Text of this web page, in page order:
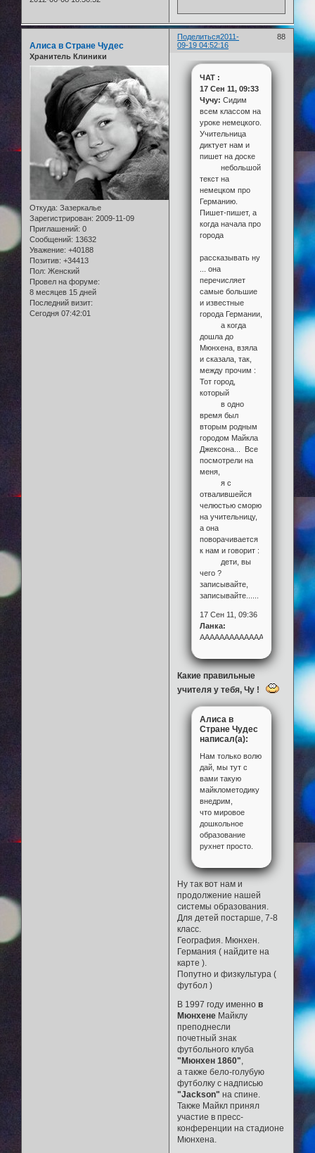
Поделиться 88
2011-
09-19 04:52:16
Алиса в Стране Чудес
Хранитель Клиники
Откуда: Зазеркалье
Зарегистрирован: 2009-11-09
Приглашений: 0
Сообщений: 13632
Уважение: +40188
Позитив: +34413
Пол: Женский
Провел на форуме:
8 месяцев 15 дней
Последний визит:
Сегодня 07:42:01
ЧАТ :
17 Сен 11, 09:33
Чучу: Сидим
всем классом на
уроке немецкого.
Учительница
диктует нам и
пишет на доске
небольшой
текст на
немецком про
Германию.
Пишет-пишет, а
когда начала про
города
рассказывать ну
... она
перечисляет
самые большие
и известные
города Германии,
а когда
дошла до
Мюнхена, взяла
и сказала, так,
между прочим :
Тот город,
который
в одно
время был
вторым родным
городом Майкла
Джексона... Все
посмотрели на
меня,
я с
отвалившейся
челюстью сморю
на учительницу,
а она
поворачивается
к нам и говорит :
дети, вы
чего ?
записывайте,
записывайте......
17 Сен 11, 09:36
Ланка:
АААААААААААААААА!!!!
Какие правильные
учителя у тебя, Чу !
Алиса в
Стране Чудес
написал(а):
Нам только волю
дай, мы тут с
вами такую
майклометодику
внедрим,
что мировое
дошкольное
образование
рухнет просто.
Ну так вот нам и
продолжение нашей
системы образования.
Для детей постарше, 7-8
класс.
География. Мюнхен.
Германия ( найдите на
карте ).
Попутно и физкультура (
футбол )
В 1997 году именнов
Мюнхене Майклу
преподнесли
почетный знак
футбольного клуба
"Мюнхен 1860",
а также бело-голубую
футболку с надписью
"Jackson"на спине.
Также Майкл принял
участие в пресс-
конференции на стадионе
Мюнхена.